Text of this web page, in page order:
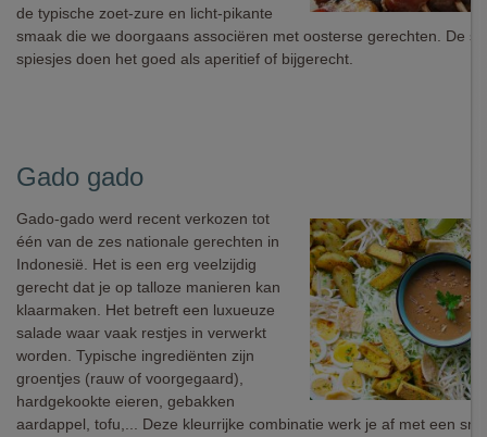
de typische zoet-zure en licht-pikante
smaak die we doorgaans associëren met oosterse gerechten. De
spiesjes doen het goed als aperitief of bijgerecht.
Gado gado
Gado-gado werd recent verkozen tot
één van de zes nationale gerechten in
Indonesië. Het is een erg veelzijdig
gerecht dat je op talloze manieren kan
klaarmaken. Het betreft een luxueuze
salade waar vaak restjes in verwerkt
worden. Typische ingrediënten zijn
groentjes (rauw of voorgegaard),
hardgekookte eieren, gebakken
aardappel, tofu,... Deze kleurrijke combinatie werk je af met een